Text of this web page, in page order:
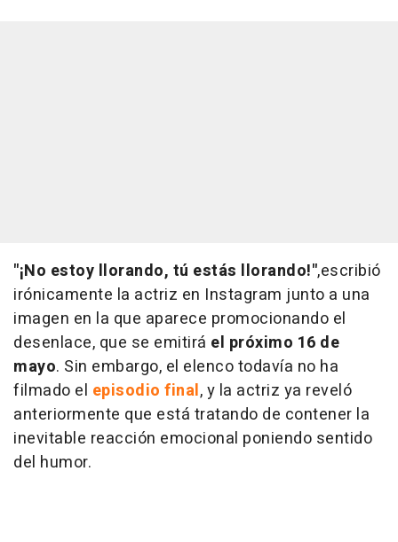
"¡No estoy llorando, tú estás llorando!",escribió
irónicamente la actriz en Instagram junto a una
imagen en la que aparece promocionando el
desenlace, que se emitirá el próximo 16 de
mayo. Sin embargo, el elenco todavía no ha
filmado el episodio final, y la actriz ya reveló
anteriormente que está tratando de contener la
inevitable reacción emocional poniendo sentido
del humor.